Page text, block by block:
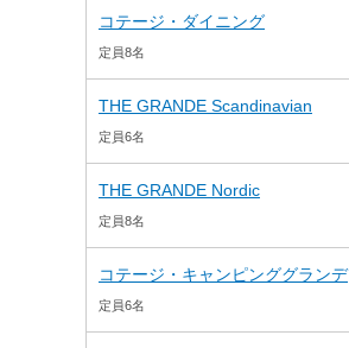
コテージ・ダイニング
定員8名
THE GRANDE Scandinavian
定員6名
THE GRANDE Nordic
定員8名
コテージ・キャンピンググランデ
定員6名